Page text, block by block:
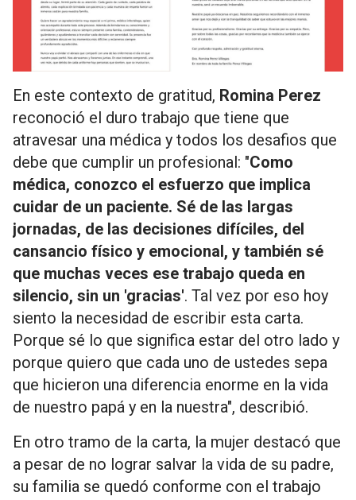
En este contexto de gratitud, Romina Perez
reconoció el duro trabajo que tiene que
atravesar una médica y todos los desafios que
debe que cumplir un profesional: "Como
médica, conozco el esfuerzo que implica
cuidar de un paciente. Sé de las largas
jornadas, de las decisiones difíciles, del
cansancio físico y emocional, y también sé
que muchas veces ese trabajo queda en
silencio, sin un 'gracias'. Tal vez por eso hoy
siento la necesidad de escribir esta carta.
Porque sé lo que significa estar del otro lado y
porque quiero que cada uno de ustedes sepa
que hicieron una diferencia enorme en la vida
de nuestro papá y en la nuestra", describió.
En otro tramo de la carta, la mujer destacó que
a pesar de no lograr salvar la vida de su padre,
su familia se quedó conforme con el trabajo